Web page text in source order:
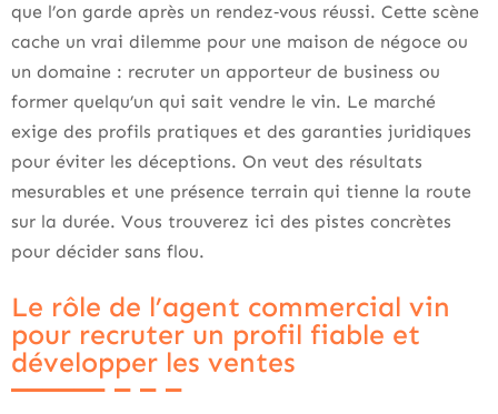
que l’on garde après un rendez‑vous réussi. Cette scène
cache un vrai dilemme pour une maison de négoce ou
un domaine : recruter un apporteur de business ou
former quelqu’un qui sait vendre le vin. Le marché
exige des profils pratiques et des garanties juridiques
pour éviter les déceptions. On veut des résultats
mesurables et une présence terrain qui tienne la route
sur la durée. Vous trouverez ici des pistes concrètes
pour décider sans flou.
Le rôle de l’agent commercial vin
pour recruter un profil fiable et
développer les ventes